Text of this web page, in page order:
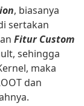
, biasanya
sertakan
Fitur Custom
sehingga
maka
dan